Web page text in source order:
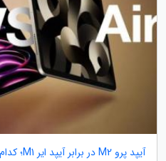
آیپد پرو M2 در برابر آیپد ایر M1؛ کدام تبلت ارزش خرید بیشتری دارد؟